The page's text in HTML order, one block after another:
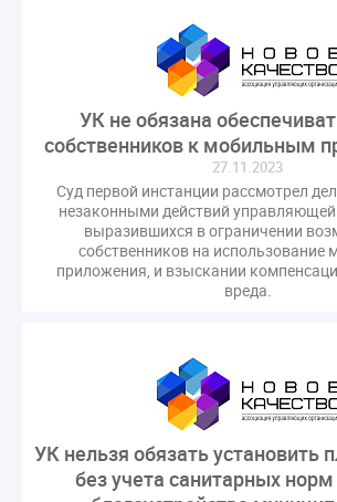
УК не обязана
собственников к мобильным
27.11.2023
Суд первой инстанции рассмотрел
незаконными действий управляющей
выразившихся в ограничении
собственников на использование
приложения, и взыскании
вреда.
УК нельзя обязать установить
без учета санитарных